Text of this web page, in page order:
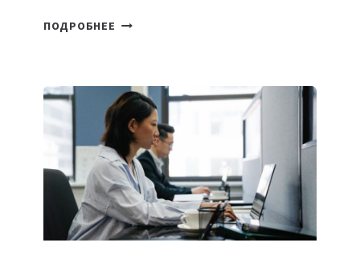
ПОДРОБНЕЕ
НОВЫЕ
ПРЕДМЕТЫ
ПО
ИСКУССТВЕННОМУ
ИНТЕЛЛЕКТУ